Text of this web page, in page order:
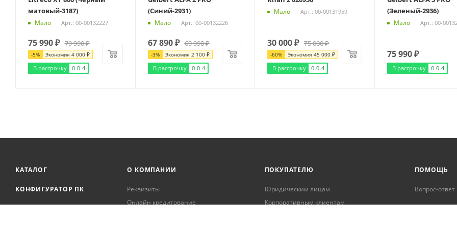
матовый-3187)
Мало Арт.: 00-00132227
75 990₽ 79 990₽
-5% Экономия 4 000₽
В рассрочку 0-0-4
(Синий-2931)
Мало Арт.: 00-00132226
67 890₽ 69 990₽
-3% Экономия 2 100₽
В рассрочку 0-0-4
Мало Арт.: 00-00131959
30 000₽ 75 000₽
-60% Экономия 45 000 ₽
В рассрочку 0-0-4
(Зеленый-2936)
Мало Арт.: 00-
75 990₽
В рассрочку 0-0-4
КАТАЛОГ
КОНФИГУРАТОР ПК
О КОМПАНИИ
Реквизиты
Онлайн кредитование
ПОКУПАТЕЛЮ
Юридическим лицам
Корпоративным клиентам
ПОМОЩЬ
Вопрос-ответ